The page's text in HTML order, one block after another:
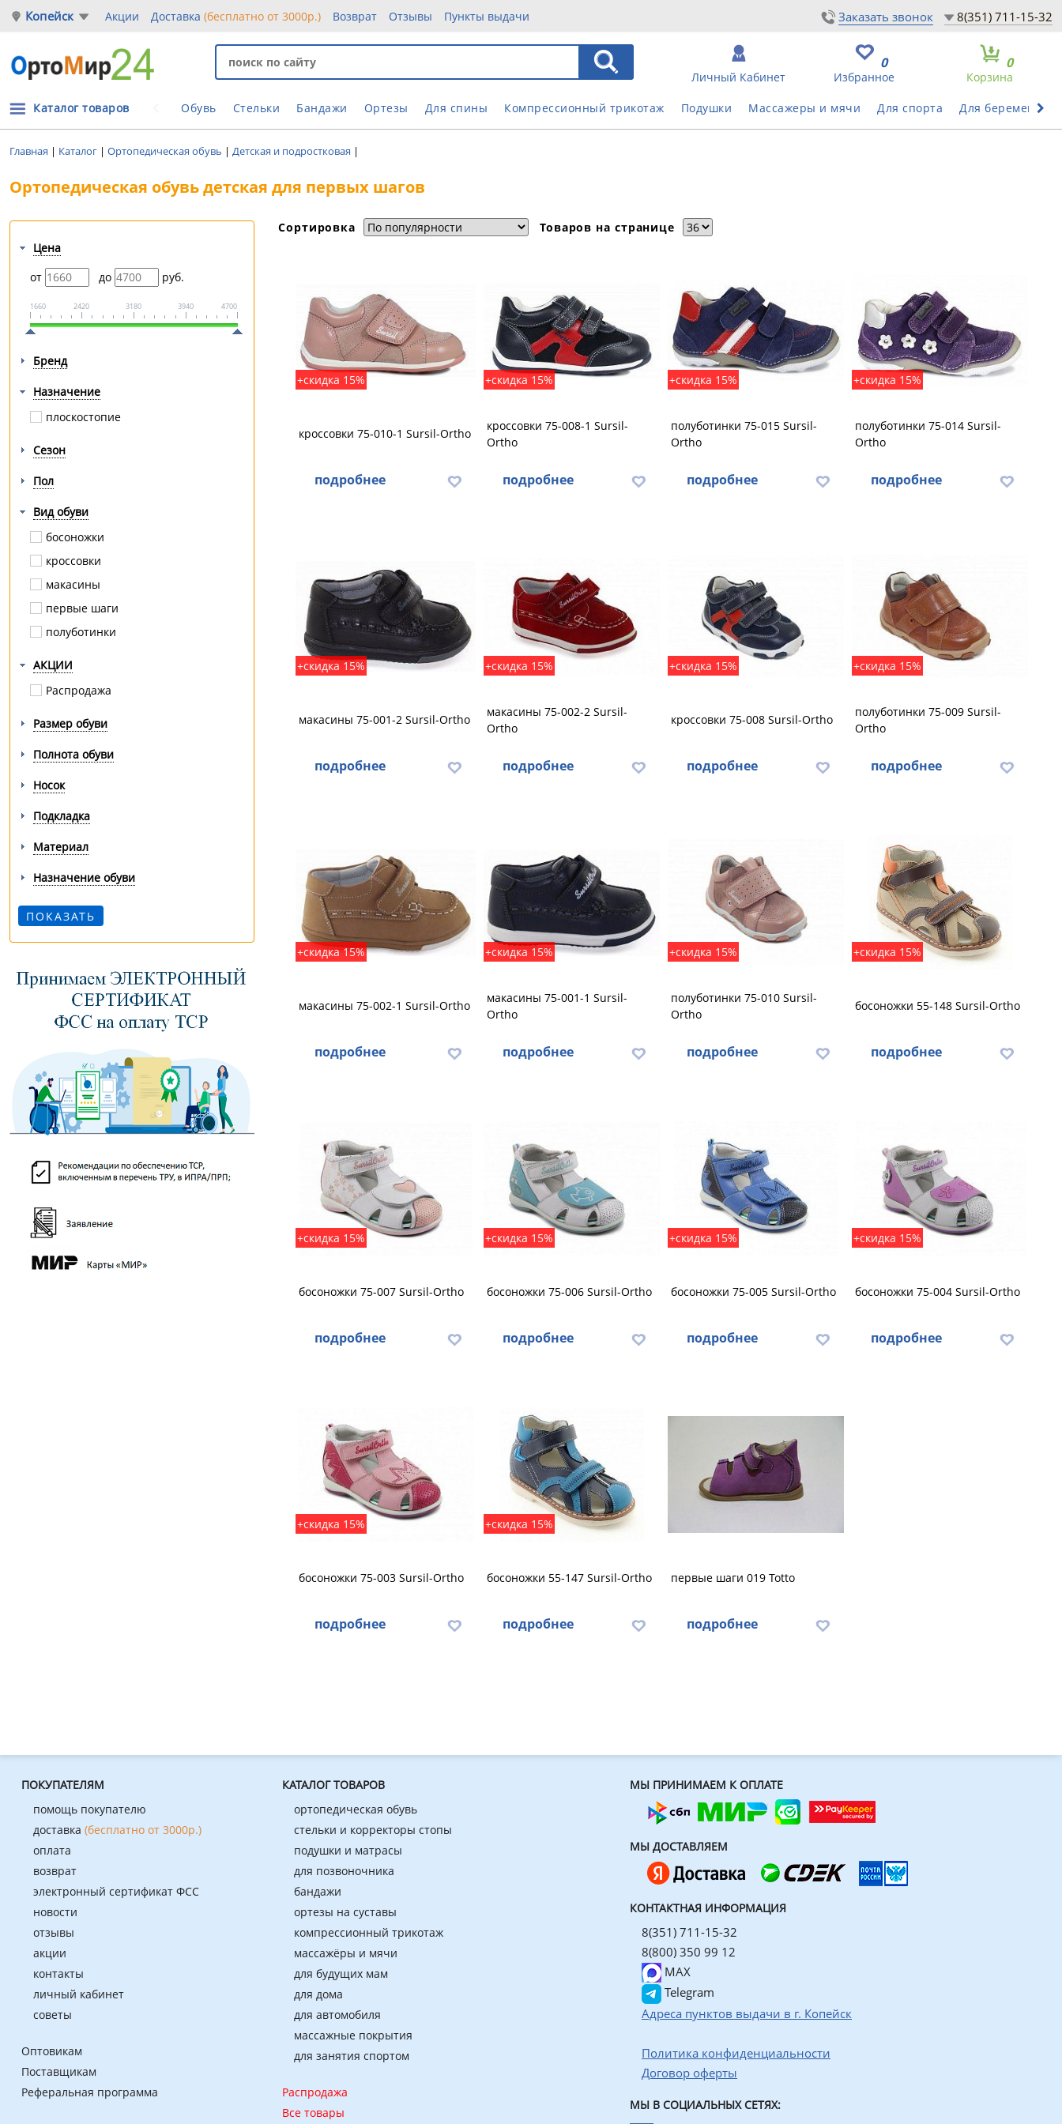
Копейск Акции Доставка(бесплатно от 3000р.) Возврат Отзывы Пункты выдачи Заказать звонок 8(351) 711-15-32
Корзина
0
Избранное
0
Личный Кабинет
Обувь Стельки Бандажи Ортезы Для спины Компрессионный трикотаж Подушки Массажеры и мячи Для спорта Для беременных
Каталог товаров
Главная | Каталог | Ортопедическая обувь | Детская и подростковая |
Ортопедическая обувь детская для первых шагов
Цена
от
до руб.
1660 2420 3180 3940 4700
Бренд
Назначение
плоскостопие
Сезон
Пол
Вид обуви
босоножки
кроссовки
макасины
первые шаги
полуботинки
АКЦИИ
Распродажа
Размер обуви
Полнота обуви
Носок
Подкладка
Материал
Назначение обуви
Сортировка Товаров на странице
+скидка 15%
кроссовки 75-010-1 Sursil-Ortho
подробнее
+скидка 15%
кроссовки 75-008-1 Sursil-
Ortho
подробнее
+скидка 15%
полуботинки 75-015 Sursil-
Ortho
подробнее
+скидка 15%
полуботинки 75-014 Sursil-
Ortho
подробнее
+скидка 15%
макасины 75-001-2 Sursil-Ortho
подробнее
+скидка 15%
макасины 75-002-2 Sursil-
Ortho
подробнее
+скидка 15%
кроссовки 75-008 Sursil-Ortho
подробнее
+скидка 15%
полуботинки 75-009 Sursil-
Ortho
подробнее
+скидка 15%
макасины 75-002-1 Sursil-Ortho
подробнее
+скидка 15%
макасины 75-001-1 Sursil-
Ortho
подробнее
+скидка 15%
полуботинки 75-010 Sursil-
Ortho
подробнее
+скидка 15%
босоножки 55-148 Sursil-Ortho
подробнее
+скидка 15%
босоножки 75-007 Sursil-Ortho
подробнее
+скидка 15%
босоножки 75-006 Sursil-Ortho
подробнее
+скидка 15%
босоножки 75-005 Sursil-Ortho
подробнее
+скидка 15%
босоножки 75-004 Sursil-Ortho
подробнее
+скидка 15%
босоножки 75-003 Sursil-Ortho
подробнее
+скидка 15%
босоножки 55-147 Sursil-Ortho
подробнее
первые шаги 019 Totto
подробнее
ПОКУПАТЕЛЯМ
помощь покупателю
доставка (бесплатно от 3000р.)
оплата
возврат
электронный сертификат ФСС
новости
отзывы
акции
контакты
личный кабинет
советы
Оптовикам
Поставщикам
Реферальная программа
КАТАЛОГ ТОВАРОВ
ортопедическая обувь
стельки и корректоры стопы
подушки и матрасы
для позвоночника
бандажи
ортезы на суставы
компрессионный трикотаж
массажёры и мячи
для будущих мам
для дома
для автомобиля
массажные покрытия
для занятия спортом
Распродажа
Все товары
МЫ ПРИНИМАЕМ К ОПЛАТЕ
МЫ ДОСТАВЛЯЕМ
КОНТАКТНАЯ ИНФОРМАЦИЯ
8(351) 711-15-32
8(800) 350 99 12
MAX
Telegram
Адреса пунктов выдачи в г. Копейск
Политика конфиденциальности
Договор оферты
МЫ В СОЦИАЛЬНЫХ СЕТЯХ: